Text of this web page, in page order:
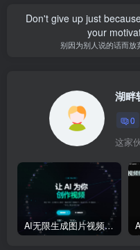
Don't give up just
your
别因为别人说的话而放
湖畔
0
这家
AI无限生成图片视频大模型平台